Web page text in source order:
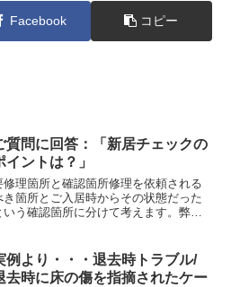
Facebook コピー
質問に回答：「新居チェックの
イントは？」
修理箇所と確認箇所修理を依頼される
き箇所とご入居時からその状態だった
いう確認箇所に分けて考えます。弊社
ーさんサイドにご依頼・確認してくだ
い。
例より・・・退去時トラブル/
去時に床の傷を指摘されたケー